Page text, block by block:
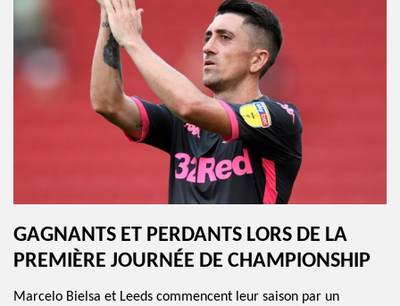
GAGNANTS ET PERDANTS LORS DE LA
PREMIÈRE JOURNÉE DE CHAMPIONSHIP
Marcelo Bielsa et Leeds commencent leur saison par un